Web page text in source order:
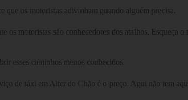
que os motoristas adivinham quando alguém precisa.
os motoristas são conhecedores dos atalhos.
esses caminhos menos conhecidos.
de táxi em Alter do Chão é o preço. Aqui não tem